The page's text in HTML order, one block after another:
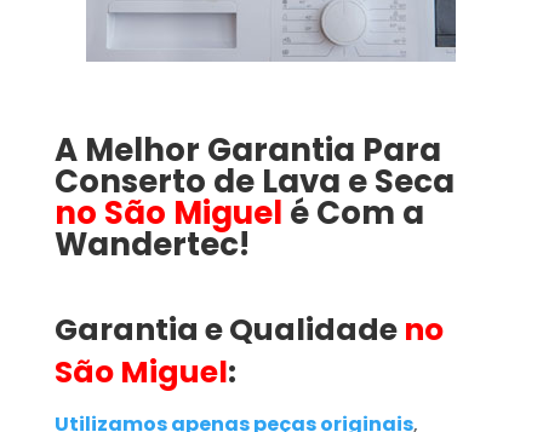
A Melhor Garantia Para
Conserto de Lava e Seca
no São Miguel é Com a
Wandertec!
Garantia e Qualidadeno
São Miguel:
Utilizamos apenas peças originais,